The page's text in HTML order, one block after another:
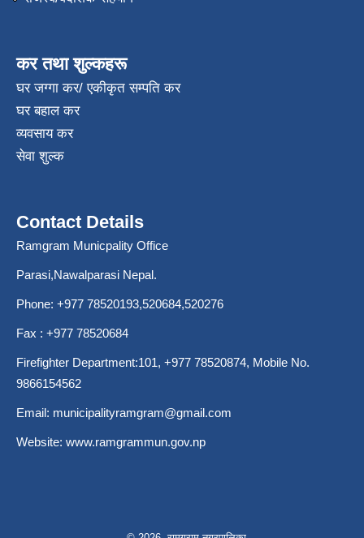
कर तथा शुल्कहरू
घर जग्गा कर/ एकीकृत सम्पति कर
घर बहाल कर
व्यवसाय कर
सेवा शुल्क
Contact Details
Ramgram Municpality Office
Parasi,Nawalparasi Nepal.
Phone: +977 78520193,520684,520276
Fax : +977 78520684
Firefighter Department:101, +977 78520874, Mobile No.
9866154562
Email: municipalityramgram@gmail.com
Website: www.ramgrammun.gov.np